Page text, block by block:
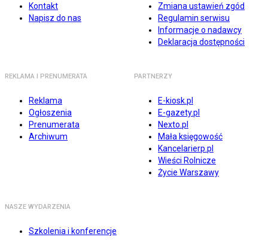
Kontakt
Napisz do nas
Zmiana ustawień zgód
Regulamin serwisu
Informacje o nadawcy
Deklaracja dostępności
REKLAMA I PRENUMERATA
Reklama
Ogłoszenia
Prenumerata
Archiwum
PARTNERZY
E-kiosk.pl
E-gazety.pl
Nexto.pl
Mała księgowość
Kancelarierp.pl
Wieści Rolnicze
Życie Warszawy
NASZE WYDARZENIA
Szkolenia i konferencje